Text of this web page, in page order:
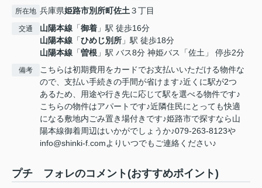
所在地 兵庫県姫路市別所町佐土３丁目
交通 山陽本線 「御着 」駅 徒歩16分
山陽本線 「ひめじ別所 」駅 徒歩18分
山陽本線 「曽根 」駅 バス8分 神姫バス「佐土」 停歩2分
備考
こちらは初期費用をカードでお支払いいただける物件な
ので、支払い手続きの手間が省けます♪近くに駅が2つ
あるため、用途や行き先に応じて駅を選べる物件です♪
こちらの物件はアパートです♪近隣住民にとっても快適
になる敷地内ごみ置き場付きです♪姫路市で探すなら山
陽本線御着周辺はいかがでしょうか♪079-263-8123や
info@shinki-f.comよりいつでもご連絡ください♪
プチ フォレのコメント(おすすめポイント)